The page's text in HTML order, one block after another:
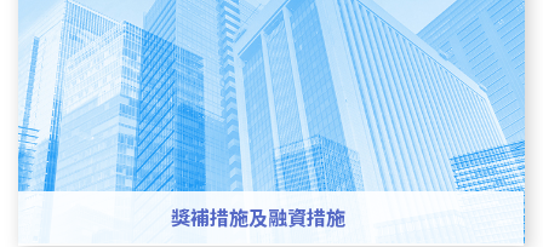
獎補措施及融資措施